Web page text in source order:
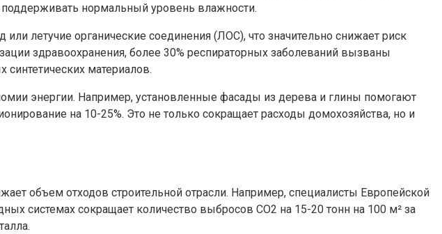
поддерживать нормальный уровень влажности.
летучие органические соединения (ЛОС), что значительно снижает риск
здравоохранения, более 30% респираторных заболеваний вызваны
материалов.
энергии. Например, установленные фасады из дерева и глины помогают
на 10-25%. Это не только сокращает расходы домохозяйства, но и
объем отходов строительной отрасли. Например, специалисты Европейской
системах сокращает количество выбросов CO2 на 15-20 тонн на 100 м² за